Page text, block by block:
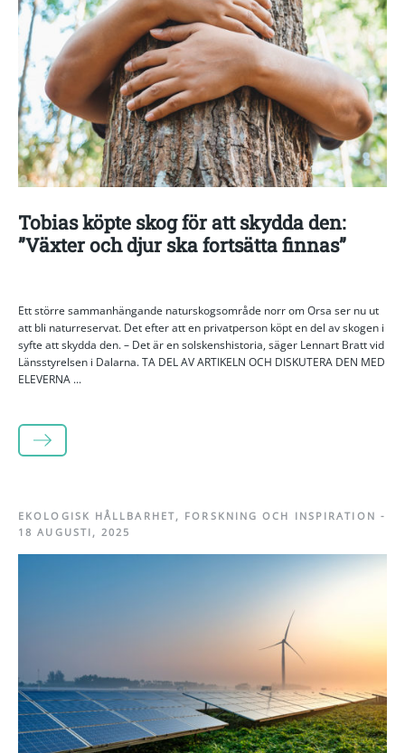
Tobias köpte skog för att skydda den:
”Växter och djur ska fortsätta finnas”
Ett större sammanhängande naturskogsområde norr om Orsa ser nu ut
att bli naturreservat. Det efter att en privatperson köpt en del av skogen i
syfte att skydda den. – Det är en solskenshistoria, säger Lennart Bratt vid
Länsstyrelsen i Dalarna. TA DEL AV ARTIKELN OCH DISKUTERA DEN MED
ELEVERNA ...
LÄS MER
EKOLOGISK HÅLLBARHET, FORSKNING OCH INSPIRATION -
18 AUGUSTI, 2025